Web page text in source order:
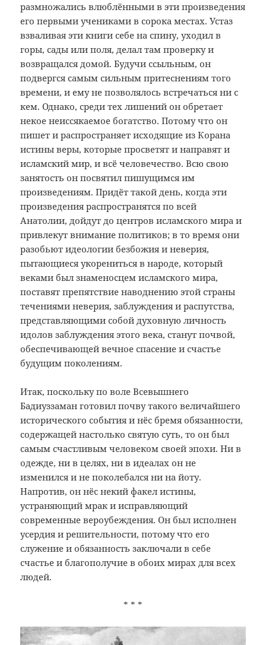
размножались влюблёнными в эти произведения
его первыми учениками в сорока местах. Устаз
взваливая эти книги себе на спину, уходил в
горы, сады или поля, делал там проверку и
возвращался домой. Будучи ссыльным, он
подвергся самым сильным притеснениям того
времени, и ему не позволялось встречаться ни с
кем. Однако, среди тех лишений он обретает
некое неиссякаемое богатство. Потому что он
пишет и распространяет исходящие из Корана
истины веры, которые просветят и направят и
исламский мир, и всё человечество. Всю свою
занятость он посвятил пишущимся им
произведениям. Придёт такой день, когда эти
произведения распространятся по всей
Анатолии, дойдут до центров исламского мира и
привлекут внимание политиков; в то время они
разобьют идеологии безбожия и неверия,
пытающиеся укорениться в народе, который
веками был знаменосцем исламского мира,
поставят препятствие наводнению этой страны
течениями неверия, заблуждения и распутства,
представляющими собой духовную личность
идолов заблуждения этого века, станут почвой,
обеспечивающей вечное спасение и счастье
будущим поколениям.
Итак, поскольку по воле Всевышнего
Бадиуззаман готовил почву такого величайшего
исторического события и нёс бремя обязанности,
содержащей настолько святую суть, то он был
самым счастливым человеком своей эпохи. Ни в
одежде, ни в целях, ни в идеалах он не
изменился и не поколебался ни на йоту.
Напротив, он нёс некий факел истины,
устраняющий мрак и исправляющий
современные вероубеждения. Он был исполнен
усердия и решительности, потому что его
служение и обязанность заключали в себе
счастье и благополучие в обоих мирах для всех
людей.
* * *